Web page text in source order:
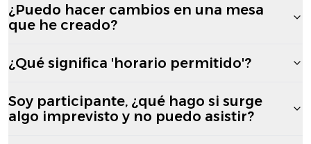
¿Puedo hacer cambios en una mesa
que he creado?
¿Qué significa 'horario permitido'?
Soy participante, ¿qué hago si surge
algo imprevisto y no puedo asistir?